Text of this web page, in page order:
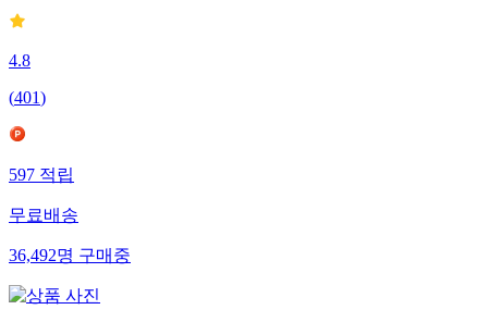
4.8
(401)
597적립
무료배송
36,492명구매중